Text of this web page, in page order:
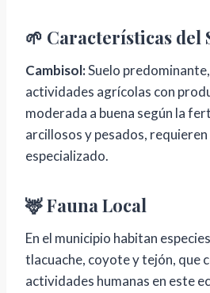
🌱 Características del
Cambisol:Suelo
actividades agrícolas con
moderada a buena según la
arcillosos y pesados, requieren
especializado.
🦌 Fauna Local
En el municipio habitan
tlacuache, coyote y tejón, que
actividades humanas en este